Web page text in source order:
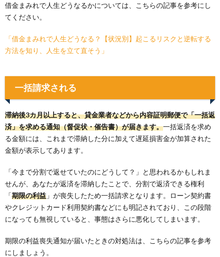
借金まみれで人生どうなるかについては、こちらの記事を参考にし
てください。
「借金まみれで人生どうなる？【状況別】起こるリスクと逆転する
方法を知り、人生を立て直そう」
一括請求される
滞納後3カ月以上すると、貸金業者などから内容証明郵便で「一括返
済」を求める通知（督促状・催告書）が届きます。一括返済を求め
る金額には、これまで滞納した分に加えて遅延損害金が加算された
金額が表示してあります。
「今まで分割で返せていたのにどうして？」と思われるかもしれま
せんが、あなたが返済を滞納したことで、分割で返済できる権利
「期限の利益 」が喪失したため一括請求となります。ローン契約書
やクレジットカード利用契約書などにも明記されており、この段階
になっても無視していると、事態はさらに悪化してしまいます。
期限の利益喪失通知が届いたときの対処法は、こちらの記事を参考
にしましょう。